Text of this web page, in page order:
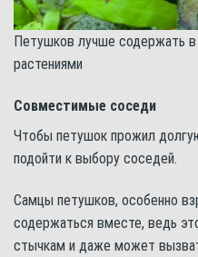
Петушков лучше содержать
растениями
Совместимые соседи
Чтобы петушок прожил
подойти к выбору соседей.
Самцы петушков, особенно
содержаться вместе, ведь
стычкам и даже может